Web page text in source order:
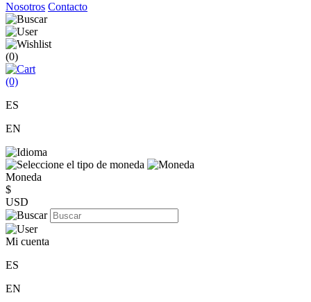
Nosotros Contacto
(0)
(0)
ES
EN
Moneda
$
USD
Mi cuenta
ES
EN